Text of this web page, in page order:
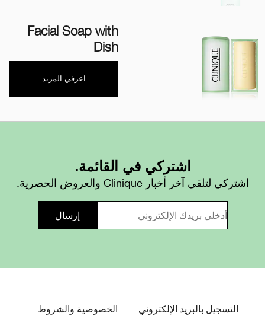
Facial Soap with
Dish
اعرفي المزيد
اشتركي في القائمة.
اشتركي لتلقي آخر أخبار Clinique والعروض الحصرية.
التسجيل بالبريد الإلكتروني الخصوصية والشروط